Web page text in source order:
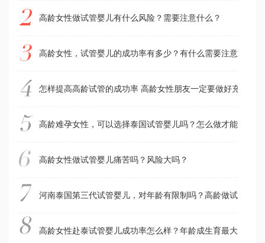
高龄女性做试管婴儿有什么风险？需要注意什么？
高龄女性，试管婴儿的成功率有多少？有什么需要注意的？
怎样提高高龄试管的成功率 高龄女性朋友一定要做好充分的
高龄难孕女性，可以选择泰国试管婴儿吗？怎么做才能提高
高龄女性做试管婴儿痛苦吗？风险大吗？
河南泰国第三代试管婴儿，对年龄有限制吗？高龄做试管婴
高龄女性赴泰试管婴儿成功率怎么样？年龄成生育最大障碍